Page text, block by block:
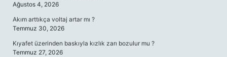
Ağustos 4, 2026
Akım arttıkça voltaj artar mı ?
Temmuz 30, 2026
Kıyafet üzerinden baskıyla kızlık zarı bozulur mu ?
Temmuz 27, 2026